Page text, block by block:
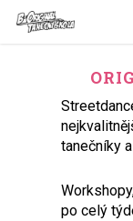
Skip
tanečníky
po celý